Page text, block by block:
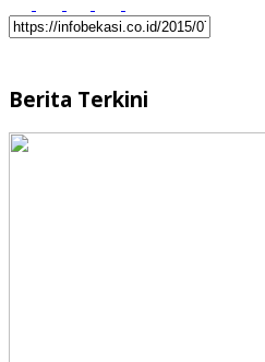
Berita Terkini